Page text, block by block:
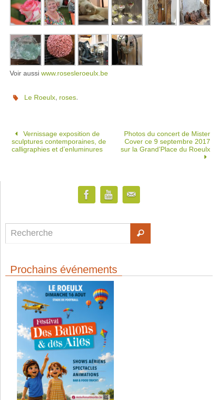
Voir aussi www.rosesleroeulx.be
Le Roeulx, roses.
Vernissage exposition de
sculptures contemporaines, de
calligraphies et d’enluminures
Photos du concert de Mister
Cover ce 9 septembre 2017
sur la Grand’Place du Roeulx
Prochains événements